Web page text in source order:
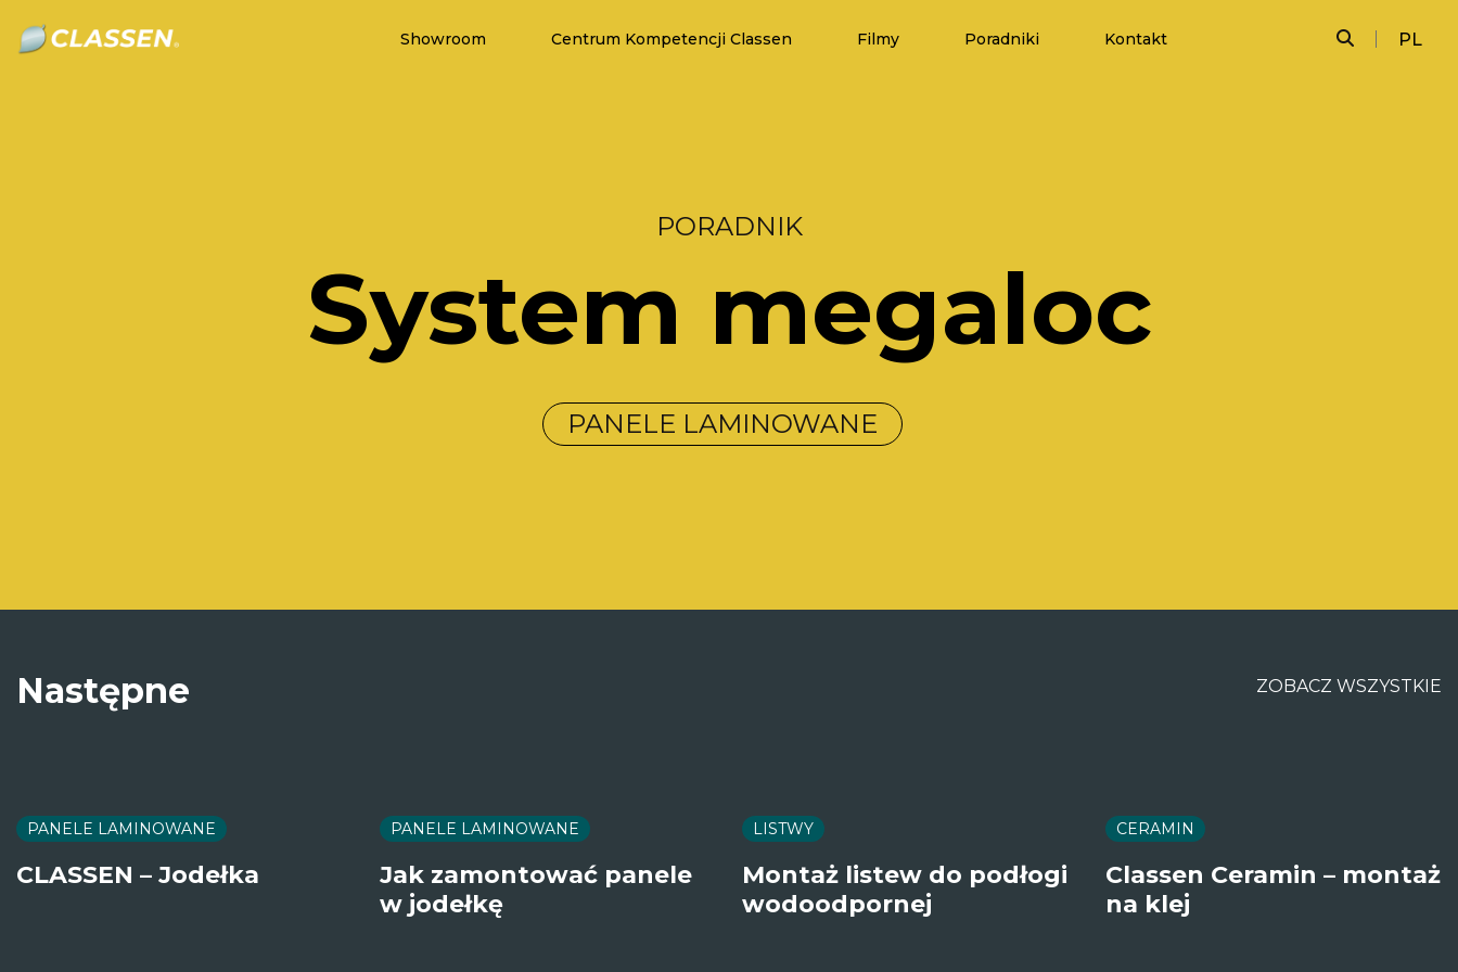
Showroom Centrum Kompetencji Classen Filmy Poradniki Kontakt PL
PORADNIK
System megaloc
PANELE LAMINOWANE
Następne ZOBACZ WSZYSTKIE
PANELE LAMINOWANE
CLASSEN – Jodełka
PANELE LAMINOWANE
Jak zamontować panele
w jodełkę
LISTWY
Montaż listew do podłogi
wodoodpornej
CERAMIN
Classen Ceramin – montaż
na klej